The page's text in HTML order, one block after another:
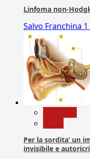
Linfoma non-
Salvo Franchina
Per la sordita’ un
invisibile e